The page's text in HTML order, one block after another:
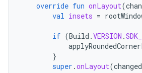
override fun onLayout(
val insets =
if (Build .VERSION .
}
super .onLayout(changed